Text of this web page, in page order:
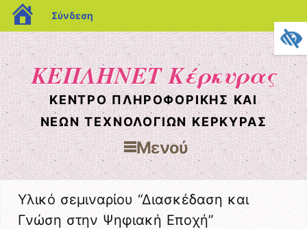
blogs.sch.gr
Σύνδεση
ΚΕΠΛΗΝΕΤ Κέρκυρας
ΚΈΝΤΡΟ ΠΛΗΡΟΦΟΡΙΚΉΣ ΚΑΙ
ΝΈΩΝ ΤΕΧΝΟΛΟΓΙΏΝ ΚΈΡΚΥΡΑΣ
Μενού
Μετάβαση στο περιεχόμενο
Υλικό σεμιναρίου “Διασκέδαση και
Γνώση στην Ψηφιακή Εποχή”